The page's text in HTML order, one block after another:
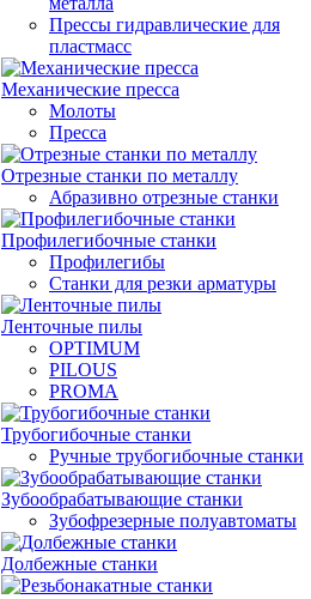
Прессы гидравлические для
пластмасс
Механические пресса
Молоты
Пресса
Отрезные станки по металлу
Абразивно отрезные станки
Профилегибочные станки
Профилегибы
Станки для резки арматуры
Ленточные пилы
OPTIMUM
PILOUS
PROMA
Трубогибочные станки
Ручные трубогибочные станки
Зубообрабатывающие станки
Зубофрезерные полуавтоматы
Долбежные станки